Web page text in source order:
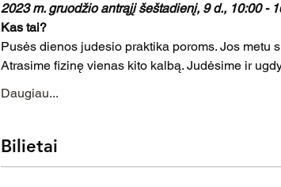
2023 m. gruodžio antrąjį šeštadienį, 9 d., 10:00 -
Kas tai?
Pusės dienos judesio praktika poroms. Jos
Atrasime fizinę vienas kito kalbą. Judėsime ir
Daugiau...
Bilietai